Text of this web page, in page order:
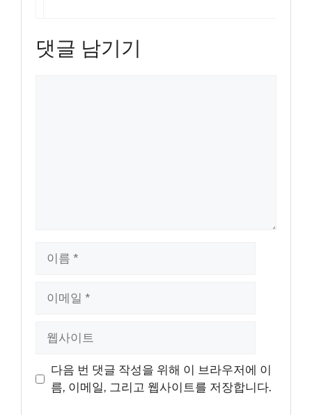
댓글 남기기
트
다음 번 댓글 작성을 위해 이 브라우저에 이
름, 이메일, 그리고 웹사이트를 저장합니다.